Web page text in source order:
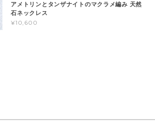
アメトリンとタンザナイトのマクラメ編み 天然
石ネックレス
¥10,600